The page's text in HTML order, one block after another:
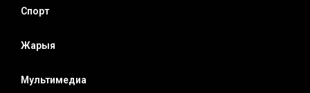
Спорт
Жарыя
Мультимедиа